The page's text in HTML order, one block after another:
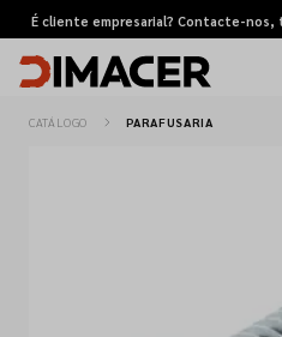
É cliente empresarial? Contacte-nos,
CATÁLOGO PARAFUSARIA